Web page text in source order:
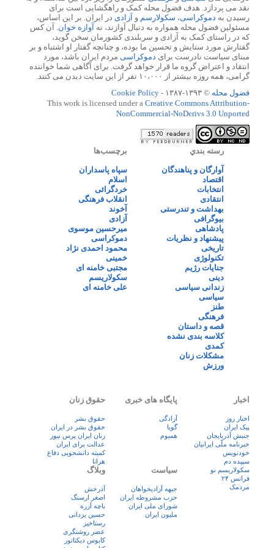
نقد می پردازد. هدف فضول محله کمک و راهگشایی است برای
رسیدن به دموکراسی، سکولارسم و آزادی در ایران. بر این اساس،
مسئولین فضول محله همواره به دنبال آوازند، نه آوازه خوان. آن کس
که در راستای کمک به آزادی و سربلندی کشورمان سخن گوید،
گفتارش مورد ستایش و تحسین ما بوده، و چنانچه گفتار او اشتباه و بر
مبنای سیاست نادرست برای دموکراسی مردم ایران باشد، مورد
انتقاد و اعتراض گروه ما قرار خواهد گرفت. برای آگاهی شما خواننده
گرامی، همه روزه بیشتر از ۱۰،۰۰۰ نفر از این سایت دیدن می کنند.
فضول محله © ۱۳۹۳-۱۳۸۷ -
Cookie Policy
This work is licensed under a Creative Commons Attribution-
NonCommercial-NoDerivs 3.0 Unported
رسته بندي
آوارگان و پناهندگان
اقتصاد
انتخابات
انتقادی
بهداشت و تندرستی
بیوگرافی
پادشاهی
پیشنهاد و نظریات
تاریخی
تکنولوژی
جنایات رژیم
دینی
زندانی سیاسی
سیاسی
طنز
فرهنگی
قصه و داستان
کلاسه بندی نشده
کمدی
مشکلات زنان
ورزش
برچسب‌ها
سپاه پاسداران
اسلام
خردگرائی
انقلاب فرهنگی
آخوند
آزادی
میرحسین موسوی
دموکراسی
محمود احمدی نژاد
خمینی
مجتبی خامنه ای
سکولاریسم
علی خامنه ای
اخبار
اخبار روز
پيک ايران
جنبش آذربایجان
خبرنامه ملّی ایرانیان
خودنویس
سپیده دم
سکولاریسم نو
فرانس ۲۴
مردمک
پایگاه های خبری
آزادگی
گویا
همبوم
حقوق زنان
حقوق بشر
حقوق بشر در ایران
زنان ايران پرس نيوز
عدالت برای ایران
کمیته دانشجویی دفاع
هرانا
سیاست
جبهه آزادیخواهان
حزب مشروطه ایران
شورای ملی ایران
ملیون ایران
وبلاگ
آذرخش
اصغر ارسنگ
باچه آزره
حسین یزدانی
رستاخیز
عضر روشنگری
کابوس دیکتاتور